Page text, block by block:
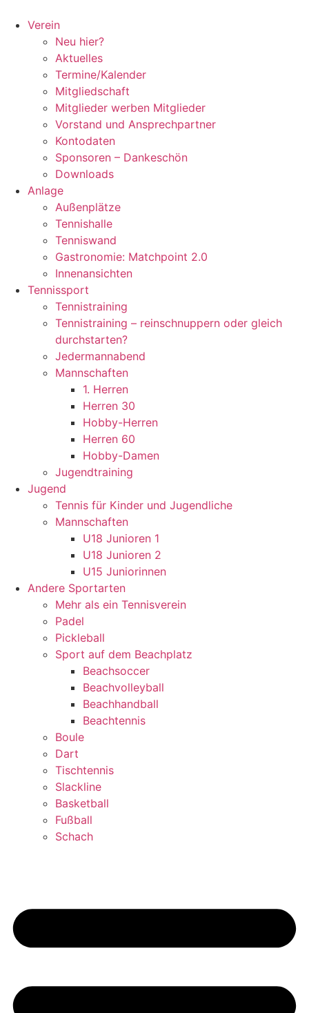
Inhalt
springen
Verein
Neu hier?
Aktuelles
Termine/Kalender
Mitgliedschaft
Mitglieder werben Mitglieder
Vorstand und Ansprechpartner
Kontodaten
Sponsoren – Dankeschön
Downloads
Anlage
Außenplätze
Tennishalle
Tenniswand
Gastronomie: Matchpoint 2.0
Innenansichten
Tennissport
Tennistraining
Tennistraining – reinschnuppern oder gleich
durchstarten?
Jedermannabend
Mannschaften
1. Herren
Herren 30
Hobby-Herren
Herren 60
Hobby-Damen
Jugendtraining
Jugend
Tennis für Kinder und Jugendliche
Mannschaften
U18 Junioren 1
U18 Junioren 2
U15 Juniorinnen
Andere Sportarten
Mehr als ein Tennisverein
Padel
Pickleball
Sport auf dem Beachplatz
Beachsoccer
Beachvolleyball
Beachhandball
Beachtennis
Boule
Dart
Tischtennis
Slackline
Basketball
Fußball
Schach